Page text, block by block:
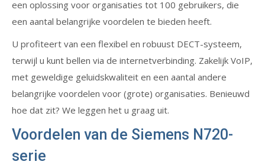
een oplossing voor organisaties tot 100 gebruikers, die
een aantal belangrijke voordelen te bieden heeft.
U profiteert van een flexibel en robuust DECT-systeem,
terwijl u kunt bellen via de internetverbinding. Zakelijk VoIP,
met geweldige geluidskwaliteit en een aantal andere
belangrijke voordelen voor (grote) organisaties. Benieuwd
hoe dat zit? We leggen het u graag uit.
Voordelen van de Siemens N720-
serie